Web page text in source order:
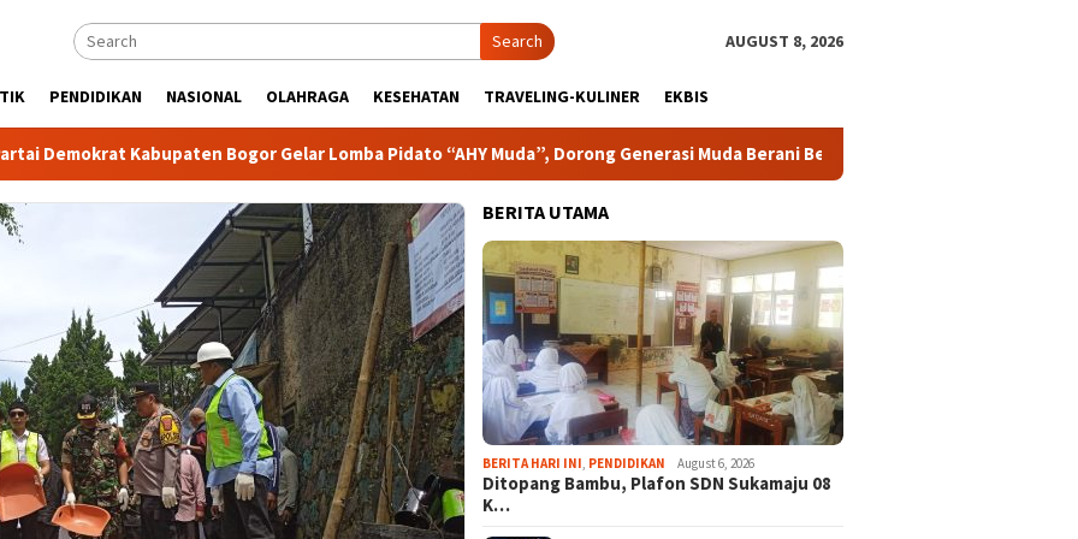
Search AUGUST 8, 2026
PENDIDIKAN NASIONAL OLAHRAGA KESEHATAN TRAVELING-KULINER EKBIS
Kabupaten Bogor Gelar Lomba Pidato “AHY Muda”, Dorong Generasi Muda Berani Bersuara dan Merawat Demokrasi
BERITA UTAMA
BERITA HARI INI PENDIDIKAN August 6, 2026
Ditopang Bambu, Plafon SDN Sukamaju 08
K…